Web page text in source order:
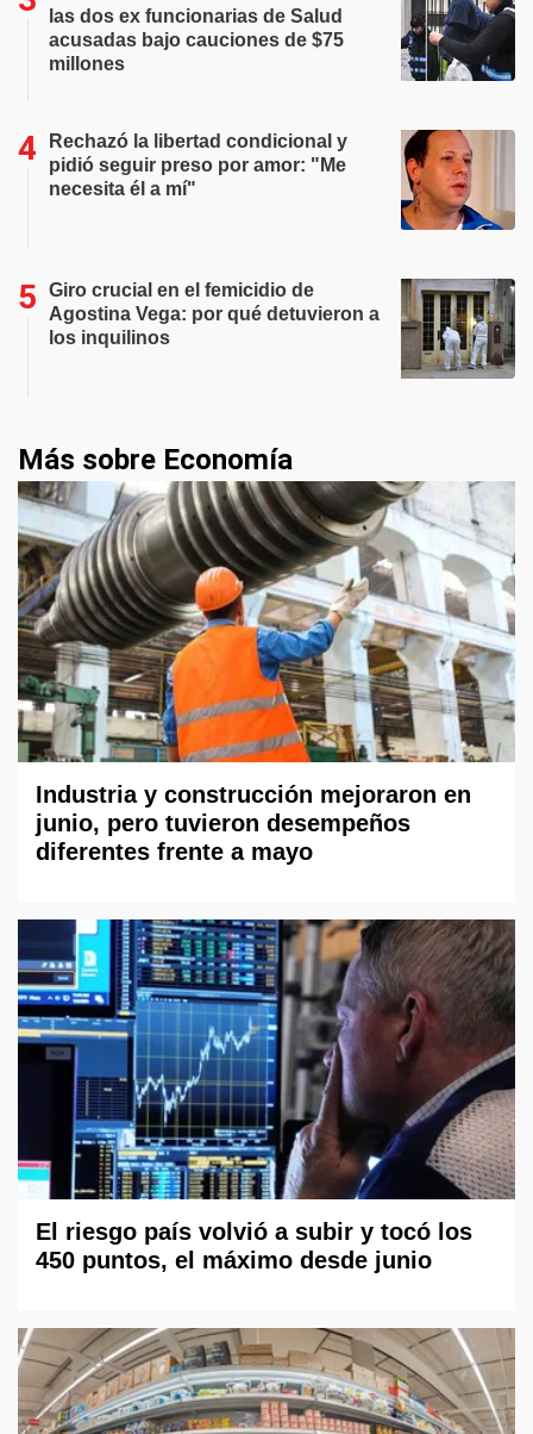
las dos ex funcionarias de Salud
acusadas bajo cauciones de $75
millones
Rechazó la libertad condicional y
pidió seguir preso por amor: "Me
necesita él a mí"
Giro crucial en el femicidio de
Agostina Vega: por qué detuvieron a
los inquilinos
Más sobre Economía
Industria y construcción mejoraron en
junio, pero tuvieron desempeños
diferentes frente a mayo
El riesgo país volvió a subir y tocó los
450 puntos, el máximo desde junio